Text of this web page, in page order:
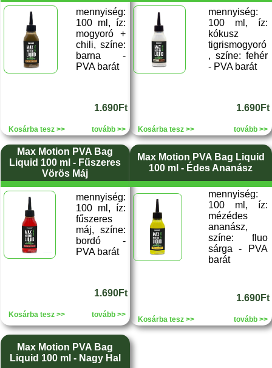
mennyiség:
100 ml, íz:
mogyoró +
chili, színe:
barna -
PVA barát
1.690Ft
Kosárba tesz >> tovább >>
mennyiség:
100 ml, íz:
kókusz
tigrismogyoró
, színe: fehér
- PVA barát
1.690Ft
Kosárba tesz >> tovább >>
Max Motion PVA Bag
Liquid 100 ml - Fűszeres
Vörös Máj
mennyiség:
100 ml, íz:
fűszeres
máj, színe:
bordó -
PVA barát
1.690Ft
Kosárba tesz >> tovább >>
Max Motion PVA Bag Liquid
100 ml - Édes Ananász
mennyiség:
100 ml, íz:
mézédes
ananász,
színe: fluo
sárga - PVA
barát
1.690Ft
Kosárba tesz >> tovább >>
Max Motion PVA Bag
Liquid 100 ml - Nagy Hal